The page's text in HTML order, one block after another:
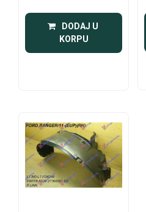
DODAJ U
KORPU